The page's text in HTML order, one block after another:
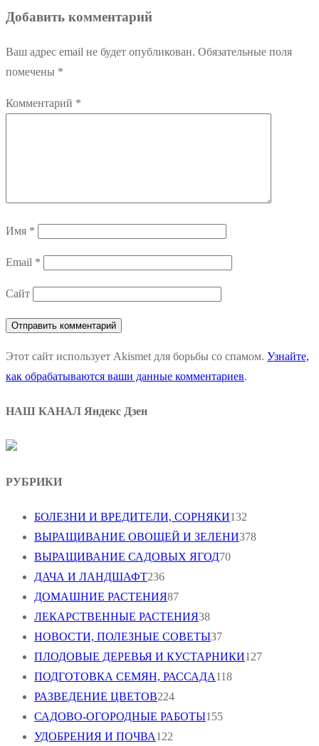
Добавить комментарий
Ваш адрес email не будет опубликован. Обязательные поля
помечены *
Комментарий *
Имя *
Email *
Сайт
Этот сайт использует Akismet для борьбы со спамом. Узнайте,
как обрабатываются ваши данные комментариев.
НАШ КАНАЛ Яндекс Дзен
РУБРИКИ
БОЛЕЗНИ И ВРЕДИТЕЛИ, СОРНЯКИ132
ВЫРАЩИВАНИЕ ОВОЩЕЙ И ЗЕЛЕНИ378
ВЫРАЩИВАНИЕ САДОВЫХ ЯГОД70
ДАЧА И ЛАНДШАФТ236
ДОМАШНИЕ РАСТЕНИЯ87
ЛЕКАРСТВЕННЫЕ РАСТЕНИЯ38
НОВОСТИ, ПОЛЕЗНЫЕ СОВЕТЫ37
ПЛОДОВЫЕ ДЕРЕВЬЯ И КУСТАРНИКИ127
ПОДГОТОВКА СЕМЯН, РАССАДА118
РАЗВЕДЕНИЕ ЦВЕТОВ224
САДОВО-ОГОРОДНЫЕ РАБОТЫ155
УДОБРЕНИЯ И ПОЧВА122